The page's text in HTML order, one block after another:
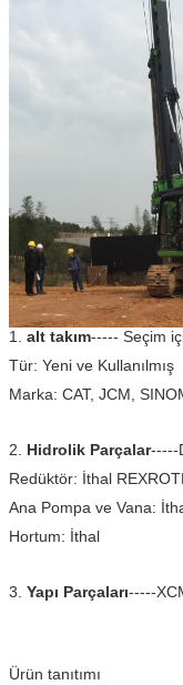
1. alt takım----- Seçim
Tür: Yeni ve Kullanılmış
Marka: CAT, JCM,
2. Hidrolik Parçalar-----
Redüktör: İthal
Ana Pompa ve Vana:
Hortum: İthal
3. Yapı Parçaları-----
Ürün tanıtımı